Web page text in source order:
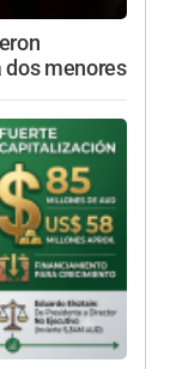
dos menores